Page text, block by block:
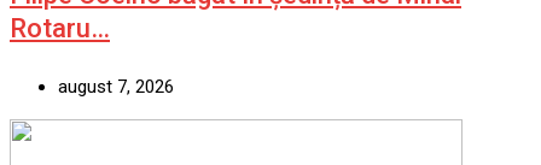
Rotaru…
august 7, 2026